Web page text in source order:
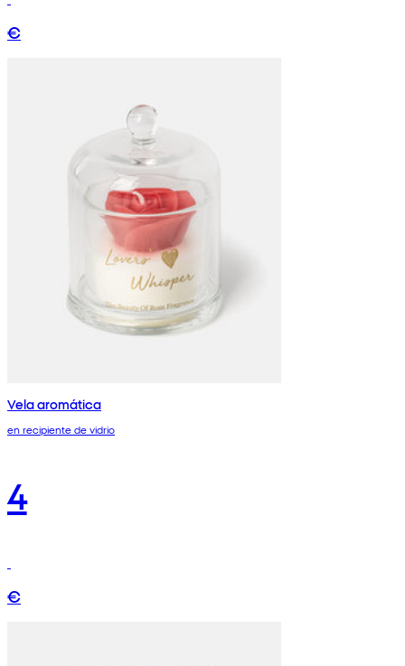
€
Vela aromática
en recipiente de vidrio
4
€